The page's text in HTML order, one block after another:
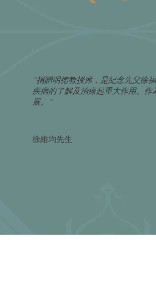
"捐贈明德教授席，是紀念先父徐
疾病的了解及治療起重大作用。
展。"
徐維均先生